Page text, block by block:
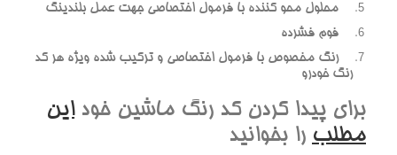
محلول محو کننده با فرمول اختصاصي جهت عمل بلندينگ
فوم فشرده
رنگ مخصوص با فرمول اختصاصي و ترکيب شده ويژه هر کد
رنگ خودرو
براي پيدا کردن کد رنگ ماشين خوداين
مطلب را بخوانيد